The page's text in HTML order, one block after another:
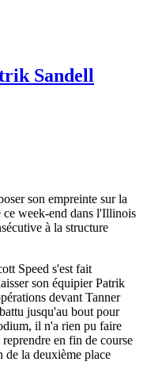
Sandell
son empreinte sur la
ce week-end dans l'Illinois
à la structure
Speed s'est fait
son équipier Patrik
devant Tanner
jusqu'au bout pour
il n'a rien pu faire
en fin de course
de la deuxième place